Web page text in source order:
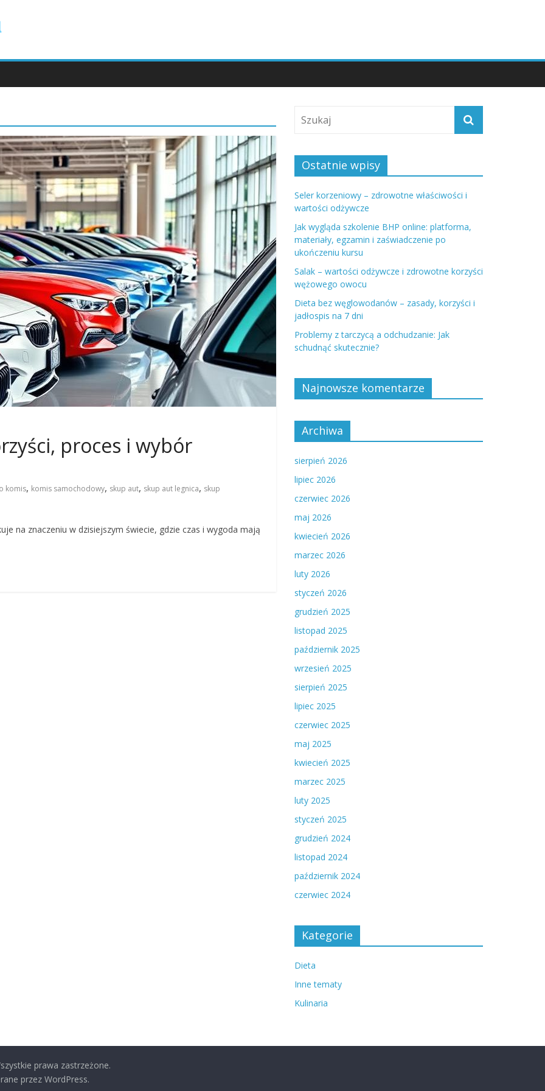
proces i wybór
komis, komis samochodowy, skup aut, skup aut legnica, skup
na znaczeniu w dzisiejszym świecie, gdzie czas i wygoda mają
Ostatnie wpisy
Seler korzeniowy – zdrowotne właściwości i
wartości odżywcze
Jak wygląda szkolenie BHP online: platforma,
materiały, egzamin i zaświadczenie po
ukończeniu kursu
Salak – wartości odżywcze i zdrowotne korzyści
wężowego owocu
Dieta bez węglowodanów – zasady, korzyści i
jadłospis na 7 dni
Problemy z tarczycą a odchudzanie: Jak
schudnąć skutecznie?
Najnowsze komentarze
Archiwa
sierpień 2026
lipiec 2026
czerwiec 2026
maj 2026
kwiecień 2026
marzec 2026
luty 2026
styczeń 2026
grudzień 2025
listopad 2025
październik 2025
wrzesień 2025
sierpień 2025
lipiec 2025
czerwiec 2025
maj 2025
kwiecień 2025
marzec 2025
luty 2025
styczeń 2025
grudzień 2024
listopad 2024
październik 2024
czerwiec 2024
Kategorie
Dieta
Inne tematy
Kulinaria
prawa zastrzeżone.
przez WordPress.